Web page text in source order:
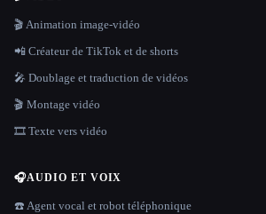
🎬 Animation image-vidéo
📲 Créateur de TikTok et de shorts
🎤 Doublage et traduction de vidéos
🎬 Montage vidéo
🎞️ Texte vers vidéo
🎧AUDIO ET VOIX
☎️ Agent vocal et robot téléphonique